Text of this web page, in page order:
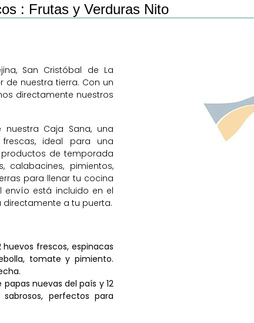
: Frutas y Verduras Nito
San Cristóbal de La
de nuestra tierra. Con un
directamente nuestros
Caja Sana, una
ideal para una
de temporada
calabacines, pimientos,
para llenar tu cocina
envío está incluido en el
directamente a tu puerta.
frescos, espinacas
tomate y pimiento.
papas nuevas del país y 12
perfectos para